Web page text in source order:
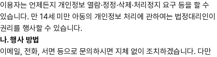
이용자는 언제든지 개인정보 열람·정정·삭제·처리정지 요구 등을 할 수
있습니다. 만 14세 미만 아동의 개인정보 처리에 관하여는 법정대리인이
권리를 행사할 수 있습니다.
나. 행사 방법
이메일, 전화, 서면 등으로 문의하시면 지체 없이 조치하겠습니다. 다만